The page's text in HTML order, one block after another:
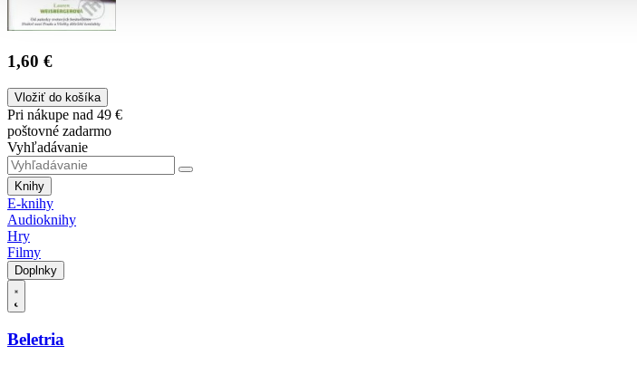
1,60 €
Vložiť do košíka
Pri nákupe nad 49 €
poštovné zadarmo
Vyhľadávanie
Knihy
E-knihy
Audioknihy
Hry
Filmy
Doplnky
Beletria